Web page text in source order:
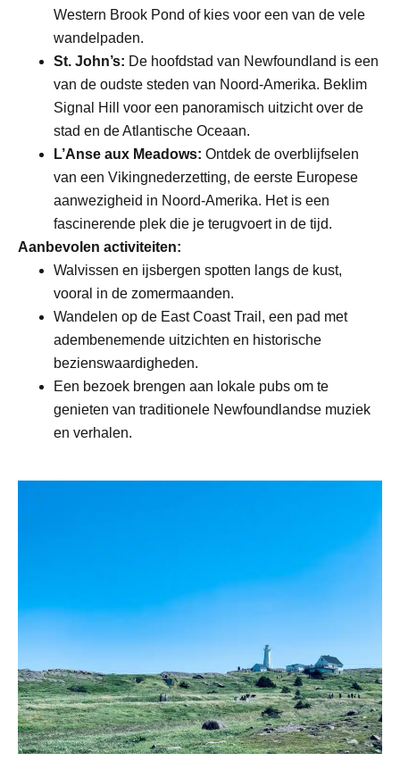
Western Brook Pond of kies voor een van de vele
wandelpaden.
St. John’s: De hoofdstad van Newfoundland is een
van de oudste steden van Noord-Amerika. Beklim
Signal Hill voor een panoramisch uitzicht over de
stad en de Atlantische Oceaan.
L’Anse aux Meadows: Ontdek de overblijfselen
van een Vikingnederzetting, de eerste Europese
aanwezigheid in Noord-Amerika. Het is een
fascinerende plek die je terugvoert in de tijd.
Aanbevolen activiteiten:
Walvissen en ijsbergen spotten langs de kust,
vooral in de zomermaanden.
Wandelen op de East Coast Trail, een pad met
adembenemende uitzichten en historische
bezienswaardigheden.
Een bezoek brengen aan lokale pubs om te
genieten van traditionele Newfoundlandse muziek
en verhalen.